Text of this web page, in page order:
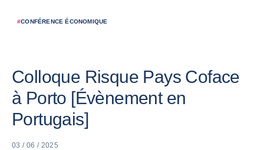
#CONFÉRENCE ÉCONOMIQUE
Colloque Risque Pays Coface
à Porto [Évènement en
Portugais]
03 / 06 / 2025